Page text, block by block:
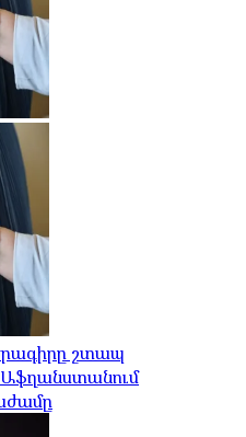
շտապ
Աֆղանստանում